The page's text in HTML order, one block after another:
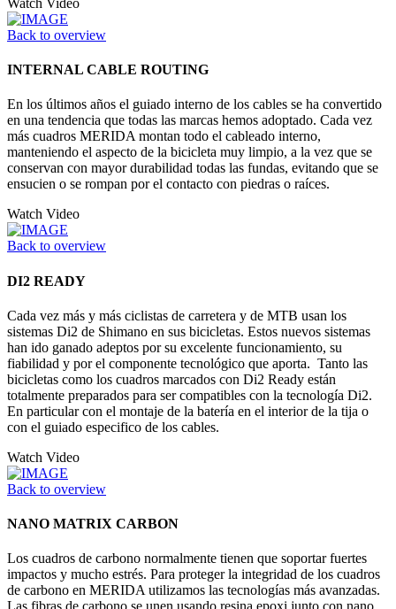
Back to overview
INTERNAL CABLE ROUTING
En los últimos años el guiado interno de los cables se ha convertido
en una tendencia que todas las marcas hemos adoptado. Cada vez
más cuadros MERIDA montan todo el cableado interno,
manteniendo el aspecto de la bicicleta muy limpio, a la vez que se
conservan con mayor durabilidad todas las fundas, evitando que se
ensucien o se rompan por el contacto con piedras o raíces.
Watch Video
Back to overview
DI2 READY
Cada vez más y más ciclistas de carretera y de MTB usan los
sistemas Di2 de Shimano en sus bicicletas. Estos nuevos sistemas
han ido ganado adeptos por su excelente funcionamiento, su
fiabilidad y por el componente tecnológico que aporta. Tanto las
bicicletas como los cuadros marcados con Di2 Ready están
totalmente preparados para ser compatibles con la tecnología Di2.
En particular con el montaje de la batería en el interior de la tija o
con el guiado especifico de los cables.
Watch Video
Back to overview
NANO MATRIX CARBON
Los cuadros de carbono normalmente tienen que soportar fuertes
impactos y mucho estrés. Para proteger la integridad de los cuadros
de carbono en MERIDA utilizamos las tecnologías más avanzadas.